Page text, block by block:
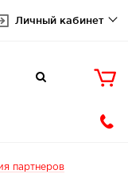
Личный кабинет
 
партнеров